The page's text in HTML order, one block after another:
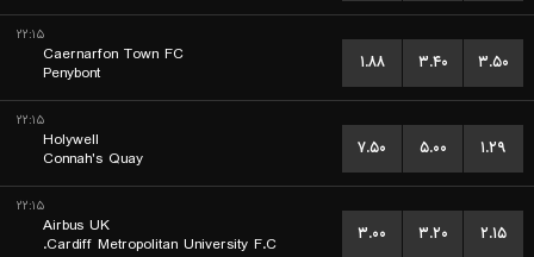
۲۲:۱۵
Caernarfon Town FC
Penybont
۱.۸۸ ۳.۴۰ ۳.۵۰
۲۲:۱۵
Holywell
Connah's Quay
۷.۵۰ ۵.۰۰ ۱.۲۹
۲۲:۱۵
Airbus UK
Cardiff Metropolitan University F.C.
۳.۰۰ ۳.۲۰ ۲.۱۵